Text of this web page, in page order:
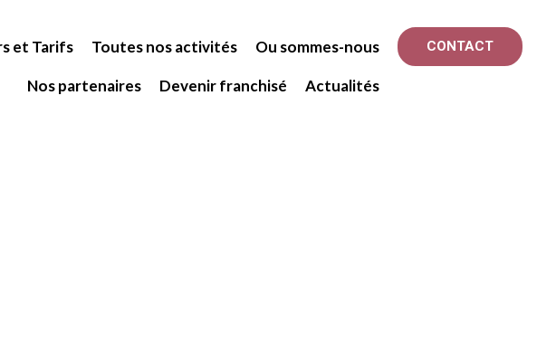
et Tarifs Toutes nos activités Ou sommes-nous
Nos partenaires Devenir franchisé Actualités
CONTACT